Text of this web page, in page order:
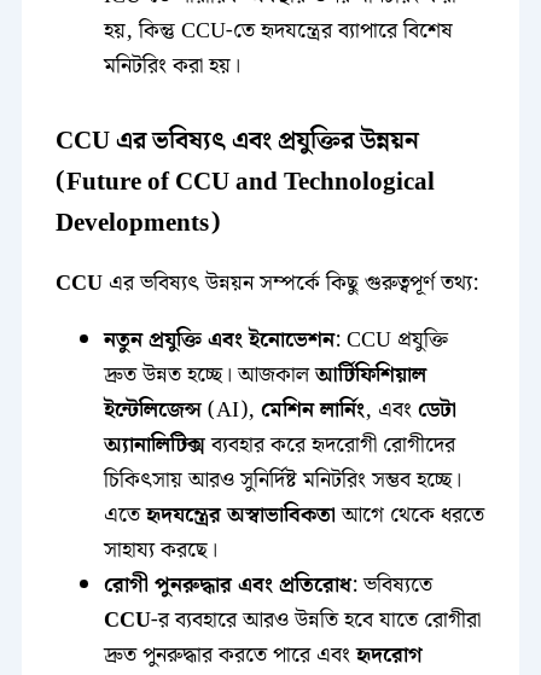
হয়, কিন্তু CCU-তে হৃদযন্ত্রের ব্যাপারে বিশেষ
মনিটরিং করা হয়।
CCU এর ভবিষ্যৎ এবং প্রযুক্তির উন্নয়ন
(Future of CCU and Technological
Developments)
CCU এর ভবিষ্যৎ উন্নয়ন সম্পর্কে কিছু গুরুত্বপূর্ণ তথ্য:
নতুন প্রযুক্তি এবং ইনোভেশন: CCU প্রযুক্তি
দ্রুত উন্নত হচ্ছে। আজকালআর্টিফিশিয়াল
ইন্টেলিজেন্স(AI), মেশিন লার্নিং, এবংডেটা
অ্যানালিটিক্সব্যবহার করে হৃদরোগী রোগীদের
চিকিৎসায় আরও সুনির্দিষ্ট মনিটরিং সম্ভব হচ্ছে।
এতেহৃদযন্ত্রের অস্বাভাবিকতাআগে থেকে ধরতে
সাহায্য করছে।
রোগী পুনরুদ্ধার এবং প্রতিরোধ: ভবিষ্যতে
CCU-র ব্যবহারে আরও উন্নতি হবে যাতে রোগীরা
দ্রুত পুনরুদ্ধার করতে পারে এবংহৃদরোগ